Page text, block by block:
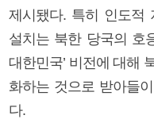
제시됐다. 특히 인도적
설치는 북한 당국의 호
대한민국’ 비전에 대해
화하는 것으로 받아들
다.